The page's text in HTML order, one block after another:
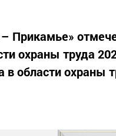
Прикамье»
охраны труда
в области